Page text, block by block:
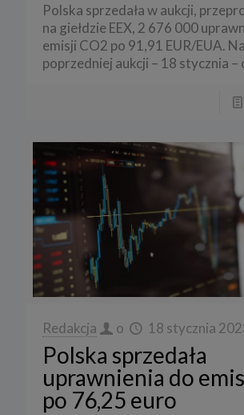
Polska sprzedała w aukcji,
na giełdzie EEX, 2 676 000
emisji CO2 po 91,91 EUR/EUA. Na
poprzedniej aukcji – 18 stycznia –
Redakcja o 18 stycznia
Polska sprzedała
uprawnienia do
po 76,25 euro